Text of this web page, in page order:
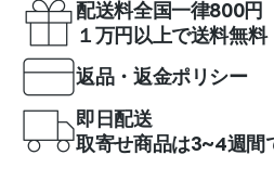
配送料全国一律800円
１万円以上で送料無料
返品・返金ポリシー
即日配送
取寄せ商品は3~4週間